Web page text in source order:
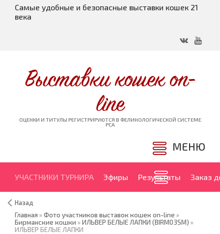
Самые удобные и безопасные выставки кошек 21
века
Выставки кошек on-
line
ОЦЕНКИ И ТИТУЛЫ РЕГИСТРИРУЮТСЯ В ФЕЛИНОЛОГИЧЕСКОЙ СИСТЕМЕ
PCA
МЕНЮ
УЧАСТНИКИ ТУРНИРА Эфиры Результаты Заказ
Назад
Главная »Фото участников выставок кошек on-line »
Бирманские кошки »ИЛЬВЕР БЕЛЫЕ ЛАПКИ (BIRM03SM) »
ИЛЬВЕР БЕЛЫЕ ЛАПКИ